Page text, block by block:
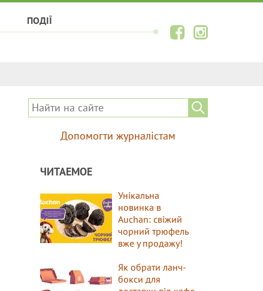
ПОДІЇ
Допомогти журналістам
ЧИТАЕМОЕ
Унікальна
новинка в
Auchan: свіжий
чорний трюфель
вже у продажу!
Як обрати ланч-
бокси для